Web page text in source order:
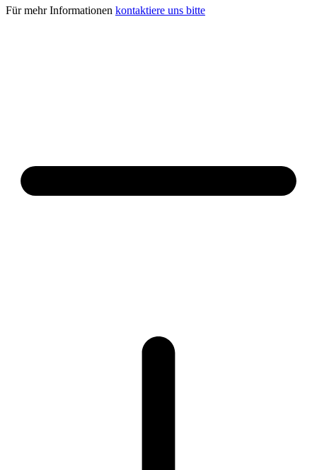
Für mehr Informationen kontaktiere uns bitte